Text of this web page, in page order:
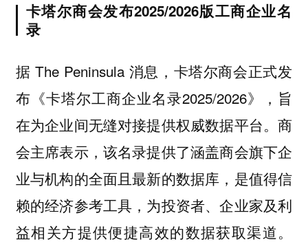
卡塔尔商会发布2025/2026版工商企业名
录
据 The Peninsula 消息，卡塔尔商会正式发
布《卡塔尔工商企业名录2025/2026》，旨
在为企业间无缝对接提供权威数据平台。商
会主席表示，该名录提供了涵盖商会旗下企
业与机构的全面且最新的数据库，是值得信
赖的经济参考工具，为投资者、企业家及利
益相关方提供便捷高效的数据获取渠道。